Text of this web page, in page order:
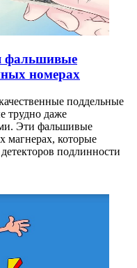
фальшивые
номерах
поддельные
трудно даже
Эти фальшивые
магнерах, которые
подлинности